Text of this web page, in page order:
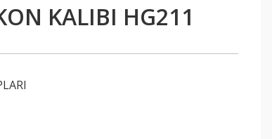
KALIBI HG211